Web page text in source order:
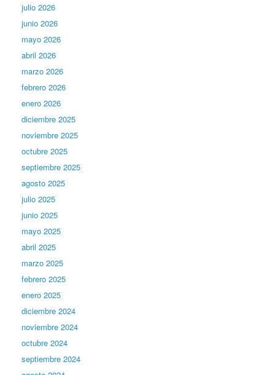
julio 2026
junio 2026
mayo 2026
abril 2026
marzo 2026
febrero 2026
enero 2026
diciembre 2025
noviembre 2025
octubre 2025
septiembre 2025
agosto 2025
julio 2025
junio 2025
mayo 2025
abril 2025
marzo 2025
febrero 2025
enero 2025
diciembre 2024
noviembre 2024
octubre 2024
septiembre 2024